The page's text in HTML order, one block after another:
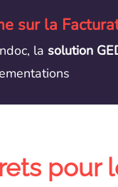
sur la
la solution
pour